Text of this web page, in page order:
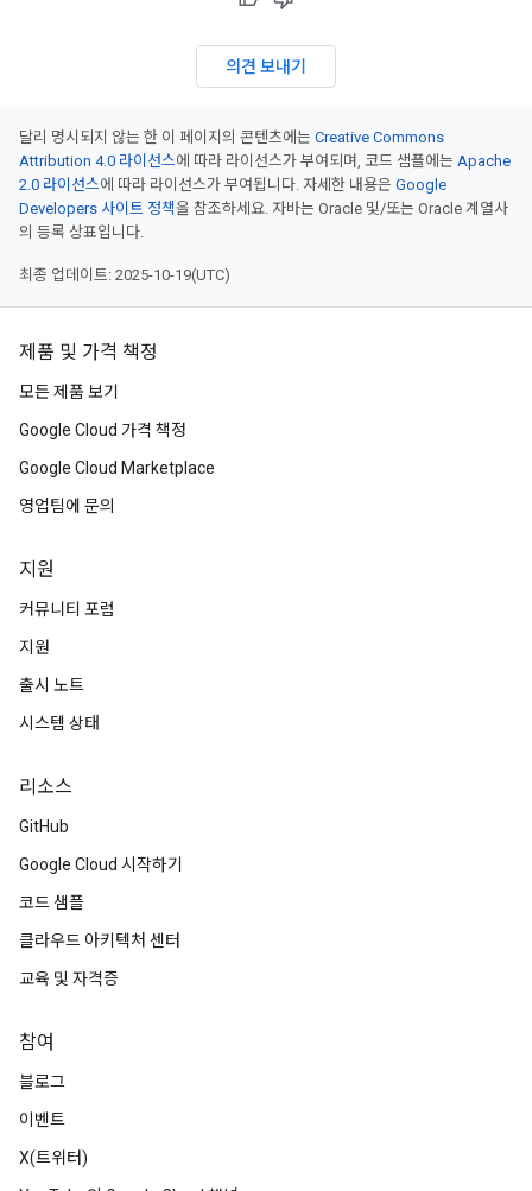
의견 보내기
달리 명시되지 않는 한 이 페이지의 콘텐츠에는 Creative Commons
Attribution 4.0 라이선스에 따라 라이선스가 부여되며, 코드 샘플에는 Apache
2.0 라이선스에 따라 라이선스가 부여됩니다. 자세한 내용은 Google
Developers 사이트 정책을 참조하세요. 자바는 Oracle 및/또는 Oracle 계열사
의 등록 상표입니다.
최종 업데이트: 2025-10-19(UTC)
제품 및 가격 책정
모든 제품 보기
Google Cloud 가격 책정
Google Cloud Marketplace
영업팀에 문의
지원
커뮤니티 포럼
지원
출시 노트
시스템 상태
리소스
GitHub
Google Cloud 시작하기
코드 샘플
클라우드 아키텍처 센터
교육 및 자격증
참여
블로그
이벤트
X(트위터)